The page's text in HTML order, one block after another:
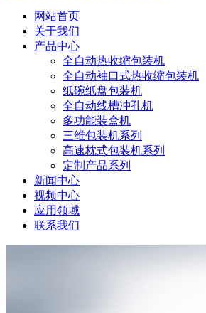
网站首页
关于我们
产品中心
全自动热收缩包装机
全自动袖口式热收缩包装机
纸碗纸盘包装机
全自动线槽冲孔机
多功能装盒机
三维包装机系列
高速枕式包装机系列
定制产品系列
新闻中心
视频中心
应用领域
联系我们